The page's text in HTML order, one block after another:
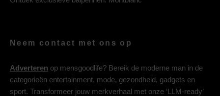
Neem contact met ons op
Adverteren op mensgoodlife? Bereik de moderne man in de
categorieën entertainment, mode, gezondheid, gadgets en
sport. Transformeer jouw merkverhaal met onze ‘LLM-ready’